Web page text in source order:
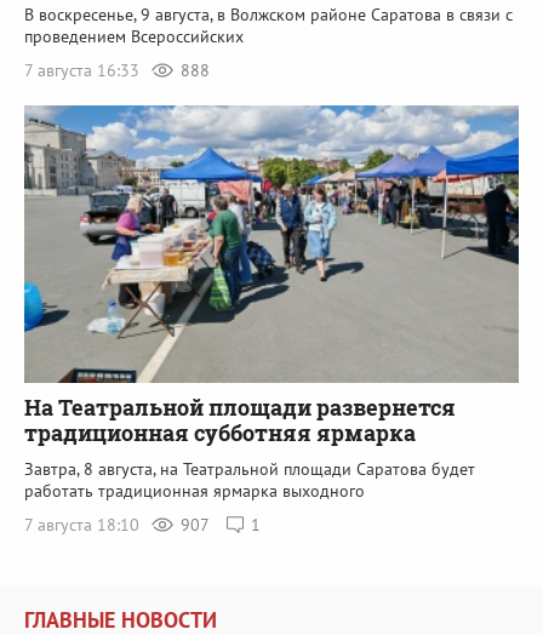
В воскресенье, 9 августа, в Волжском районе Саратова в связи с
проведением Всероссийских
7 августа 16:33
888
На Театральной площади развернется
традиционная субботняя ярмарка
Завтра, 8 августа, на Театральной площади Саратова будет
работать традиционная ярмарка выходного
7 августа 18:10
907 1
ГЛАВНЫЕ НОВОСТИ